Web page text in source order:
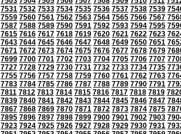
7531 7532 7533 7534 7535 7536 7537 7538 7539
7559 7560 7561 7562 7563 7564 7565 7566 7567
7587 7588 7589 7590 7591 7592 7593 7594 7595
7615 7616 7617 7618 7619 7620 7621 7622 7623
7643 7644 7645 7646 7647 7648 7649 7650 7651
7671 7672 7673 7674 7675 7676 7677 7678 7679
7699 7700 7701 7702 7703 7704 7705 7706 7707
7727 7728 7729 7730 7731 7732 7733 7734 7735
7755 7756 7757 7758 7759 7760 7761 7762 7763
7783 7784 7785 7786 7787 7788 7789 7790 7791
7811 7812 7813 7814 7815 7816 7817 7818 7819
7839 7840 7841 7842 7843 7844 7845 7846 7847
7867 7868 7869 7870 7871 7872 7873 7874 7875
7895 7896 7897 7898 7899 7900 7901 7902 7903
7923 7924 7925 7926 7927 7928 7929 7930 7931